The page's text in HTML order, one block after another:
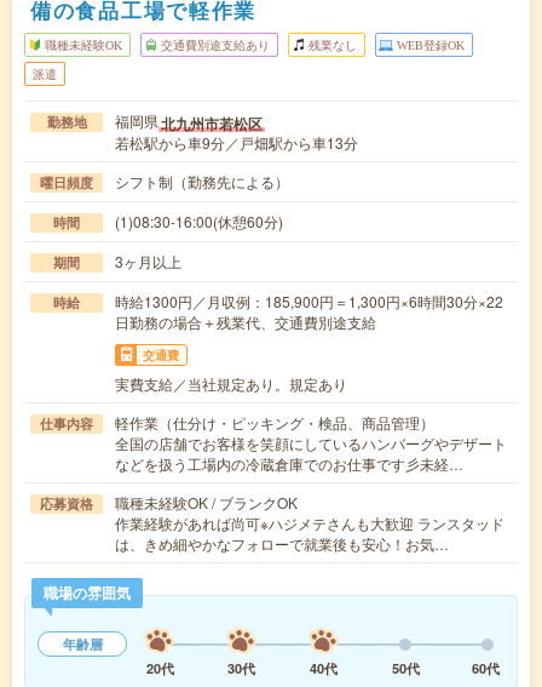
備の食品工場で軽作業
職種未経験OK 交通費別途支給あり 残業なし WEB登録OK
派遣
勤務地 福岡県北九州市若松区
若松駅から車9分／戸畑駅から車13分
曜日頻度 シフト制（勤務先による）
時間 (1)08:30-16:00(休憩60分)
期間 3ヶ月以上
時給
時給1300円／月収例：185,900円＝1,300円×6時間30分×22
日勤務の場合＋残業代、交通費別途支給
交通費
実費支給／当社規定あり。規定あり
仕事内容
軽作業（仕分け・ピッキング・検品、商品管理）
全国の店舗でお客様を笑顔にしているハンバーグやデザート
などを扱う工場内の冷蔵倉庫でのお仕事です彡未経…
応募資格
職種未経験OK / ブランクOK
作業経験があれば尚可※ハジメテさんも大歓迎 ランスタッド
は、きめ細やかなフォローで就業後も安心！お気…
職場の雰囲気
年齢層
20代
30代 40代 50代 60代